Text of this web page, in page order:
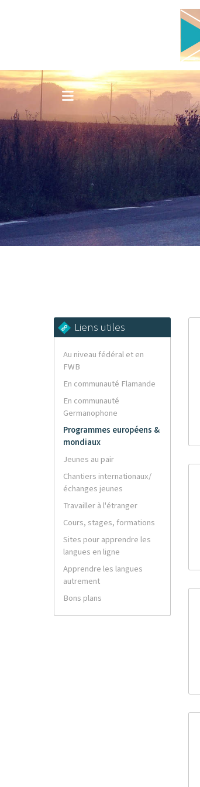
Liens utiles
Au niveau fédéral et en
FWB
En communauté Flamande
En communauté
Germanophone
Programmes européens &
mondiaux
Jeunes au pair
Chantiers internationaux/
échanges jeunes
Travailler à l'étranger
Cours, stages, formations
Sites pour apprendre les
langues en ligne
Apprendre les langues
autrement
Bons plans